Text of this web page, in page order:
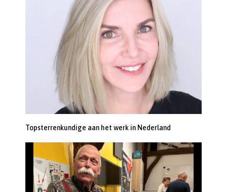
Topsterrenkundige aan het werk in Nederland